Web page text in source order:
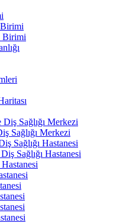
Birimi
Sağlığı Merkezi
Sağlığı Merkezi
Sağlığı Hastanesi
Sağlığı Hastanesi